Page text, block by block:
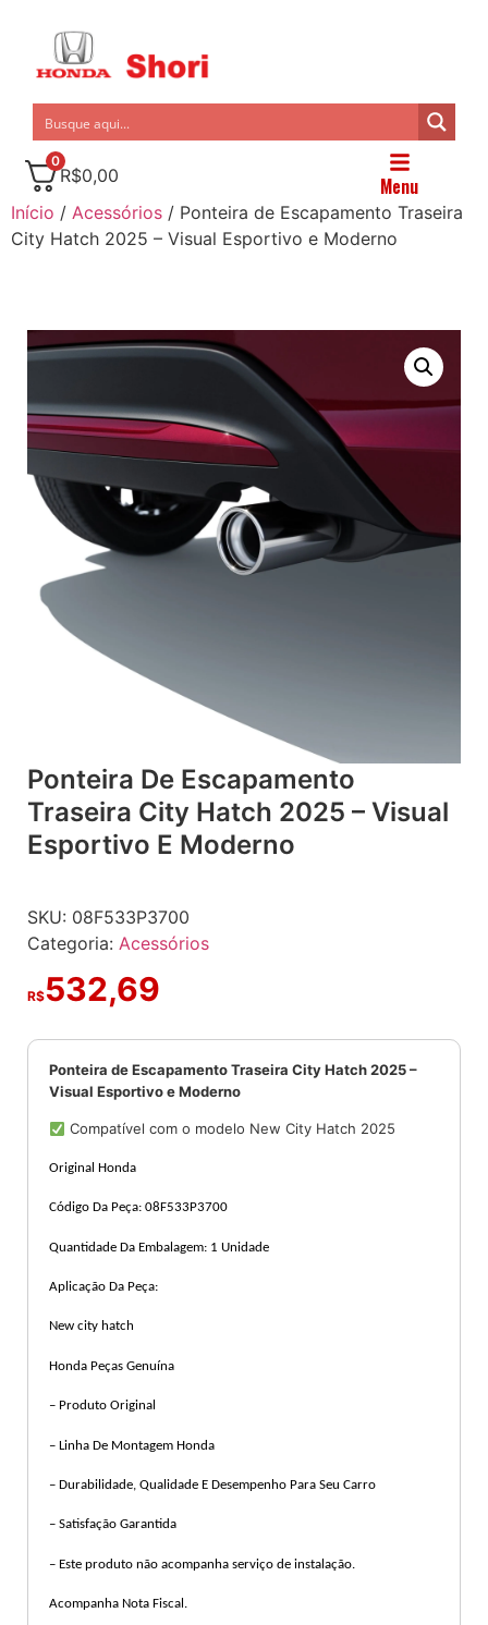
0
R$0,00 Menu
Início / Acessórios / Ponteira de Escapamento Traseira
City Hatch 2025 – Visual Esportivo e Moderno
Ponteira De Escapamento
Traseira City Hatch 2025 – Visual
Esportivo E Moderno
SKU: 08F533P3700
Categoria: Acessórios
R$532,69
Ponteira de Escapamento Traseira City Hatch 2025 –
Visual Esportivo e Moderno
Compatível com o modelo New City Hatch 2025
Original Honda
Código Da Peça: 08F533P3700
Quantidade Da Embalagem: 1 Unidade
Aplicação Da Peça:
New city hatch
Honda Peças Genuína
– Produto Original
– Linha De Montagem Honda
– Durabilidade, Qualidade E Desempenho Para Seu Carro
– Satisfação Garantida
– Este produto não acompanha serviço de instalação.
Acompanha Nota Fiscal.